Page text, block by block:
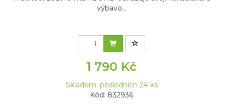
výbavo...
1 790 Kč
Skladem: posledních 24 ks
Kód: 832936